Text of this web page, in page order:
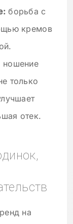
борьба с
кремов
ношение
только
отек.
на